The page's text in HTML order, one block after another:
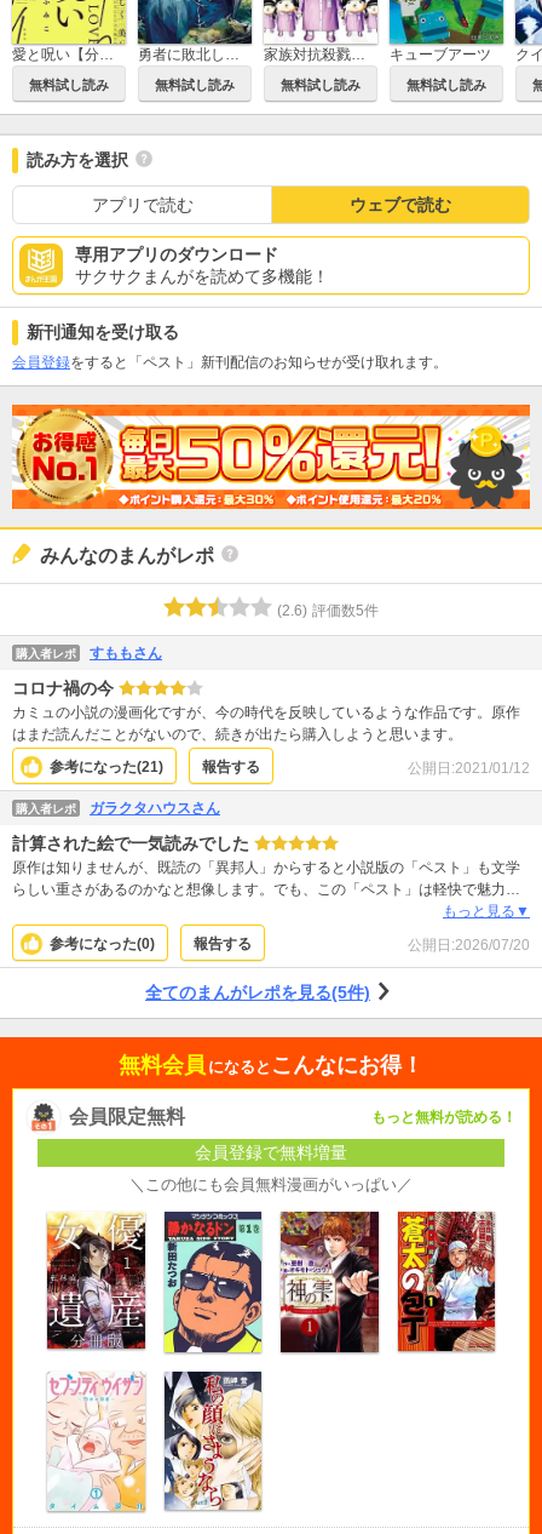
愛と呪い【分冊版】
無料試し読み
勇者に敗北した魔王様は返り咲くために魔物ギルドを作ることにしました。
無料試し読み
家族対抗殺戮合戦
無料試し読み
キューブアーツ
無料試し読み
読み方を選択
アプリで読む ウェブで読む
専用アプリのダウンロード
サクサクまんがを読めて多機能！
新刊通知を受け取る
会員登録をすると「ペスト」新刊配信のお知らせが受け取れます。
みんなのまんがレポ
(2.6) 評価数5件
購入者レポ すももさん
コロナ禍の今
カミュの小説の漫画化ですが、今の時代を反映しているような作品です。原作
はまだ読んだことがないので、続きが出たら購入しようと思います。
参考になった(21) 報告する 公開日:2021/01/12
購入者レポ ガラクタハウスさん
計算された絵で一気読みでした
原作は知りませんが、既読の「異邦人」からすると小説版の「ペスト」も文学
らしい重さがあるのかなと想像します。でも、この「ペスト」は軽快で魅力的
な絵柄でスイスイ読むことができました。それでいて鼠の大軍の書き込みな
ど、ここぞ！という要所要所でガツンと見せてくるので、しっかりと旨に迫る
ものもあります。これほどのマンガが広く知られていないのが不思議なくらい
もっと見る▼
参考になった(0) 報告する 公開日:2026/07/20
全てのまんがレポを見る(5件)
無料会員 になると こんなにお得！
会員限定無料 もっと無料が読める！
会員登録で無料増量
＼この他にも会員無料漫画がいっぱい／